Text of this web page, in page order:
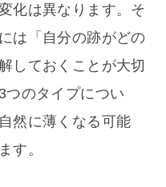
化は異なります。そ
は「自分の跡がどの
しておくことが大切
つのタイプについ
然に薄くなる可能
す。